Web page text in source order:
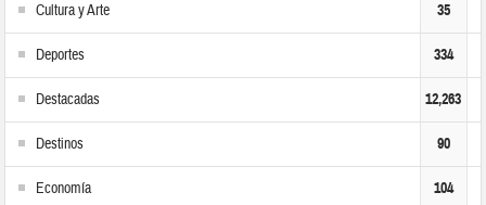
Cultura y Arte 35
Deportes 334
Destacadas 12,263
Destinos 90
Economía 104